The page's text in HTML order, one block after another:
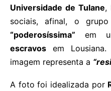
Universidade de Tulane,
sociais, afinal, o
“poderosíssima” em
escravos em
imagem representa a
A foto foi idealizada por